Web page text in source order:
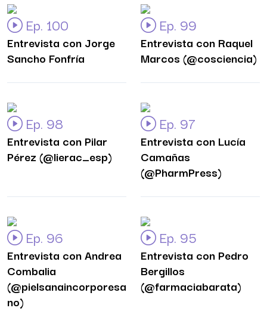
Ep. 100
Entrevista con Jorge
Sancho Fonfría
Ep. 99
Entrevista con Raquel
Marcos (@cosciencia)
Ep. 98
Entrevista con Pilar
Pérez (@lierac_esp)
Ep. 97
Entrevista con Lucía
Camañas
(@PharmPress)
Ep. 96
Entrevista con Andrea
Combalia
(@pielsanaincorporesa
no)
Ep. 95
Entrevista con Pedro
Bergillos
(@farmaciabarata)